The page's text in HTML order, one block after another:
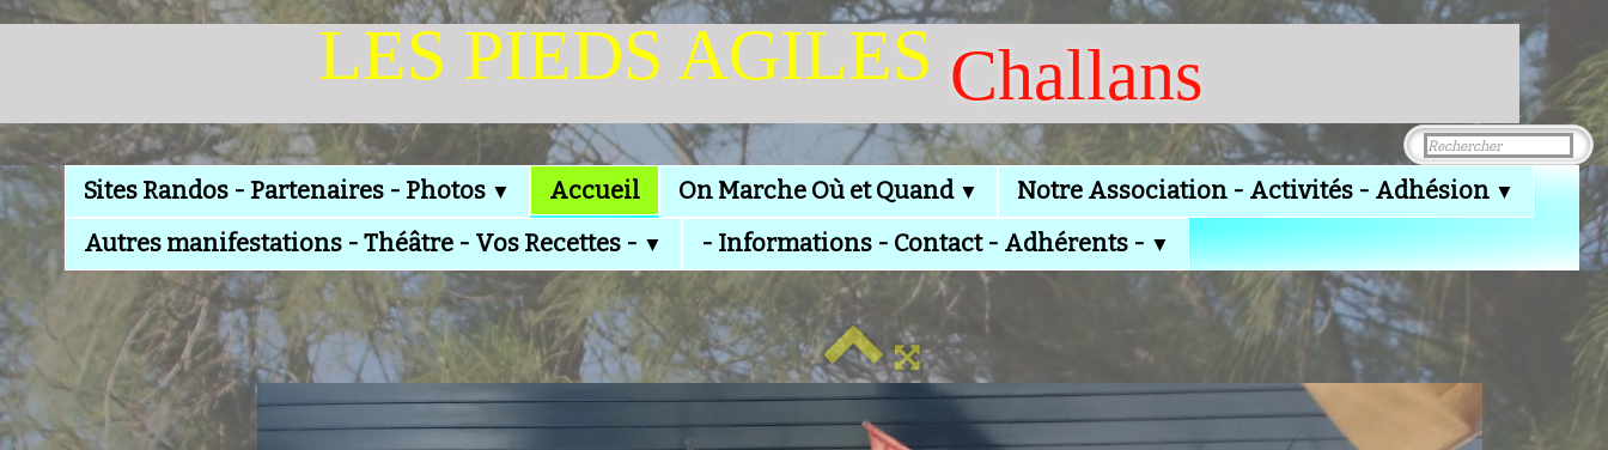
LES PIEDS AGILES Challans
Sites Randos - Partenaires - Photos ▼ Accueil On Marche Où et Quand ▼ Notre Association - Activités - Adhésion ▼
Autres manifestations - Théâtre - Vos Recettes - ▼ - Informations - Contact - Adhérents - ▼